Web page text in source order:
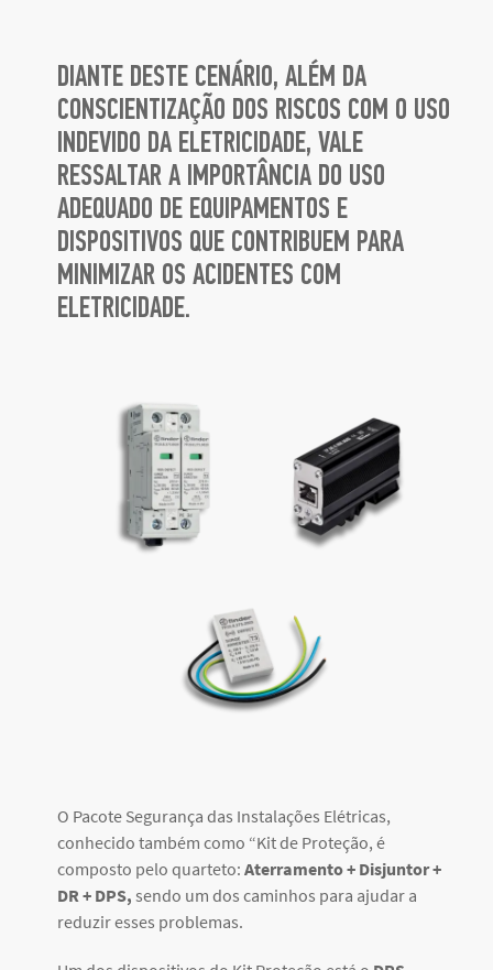
DIANTE DESTE CENÁRIO, ALÉM DA
CONSCIENTIZAÇÃO DOS RISCOS COM O USO
INDEVIDO DA ELETRICIDADE, VALE
RESSALTAR A IMPORTÂNCIA DO USO
ADEQUADO DE EQUIPAMENTOS E
DISPOSITIVOS QUE CONTRIBUEM PARA
MINIMIZAR OS ACIDENTES COM
ELETRICIDADE.
O Pacote Segurança das Instalações Elétricas,
conhecido também como “Kit de Proteção, é
composto pelo quarteto: Aterramento + Disjuntor +
DR + DPS, sendo um dos caminhos para ajudar a
reduzir esses problemas.